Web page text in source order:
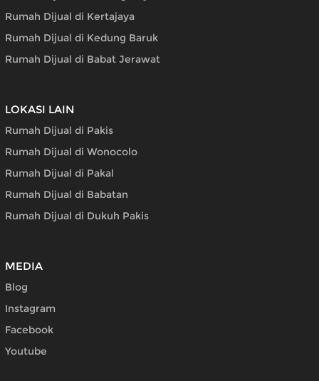
Rumah Dijual di Kertajaya
Rumah Dijual di Kedung Baruk
Rumah Dijual di Babat Jerawat
LOKASI LAIN
Rumah Dijual di Pakis
Rumah Dijual di Wonocolo
Rumah Dijual di Pakal
Rumah Dijual di Babatan
Rumah Dijual di Dukuh Pakis
MEDIA
Blog
Instagram
Facebook
Youtube